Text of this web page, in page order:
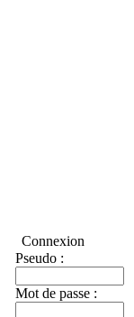
Connexion
Pseudo :
Mot de passe :